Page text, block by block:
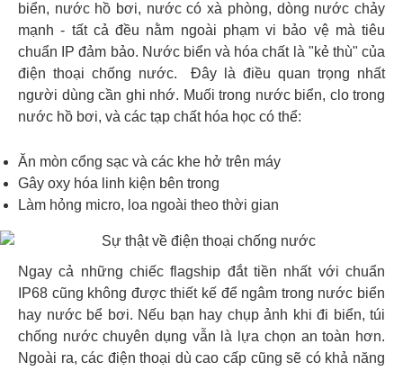
biển, nước hồ bơi, nước có xà phòng, dòng nước chảy
mạnh - tất cả đều nằm ngoài phạm vi bảo vệ mà tiêu
chuẩn IP đảm bảo. Nước biển và hóa chất là "kẻ thù" của
điện thoại chống nước. Đây là điều quan trọng nhất
người dùng cần ghi nhớ. Muối trong nước biển, clo trong
nước hồ bơi, và các tạp chất hóa học có thể:
Ăn mòn cổng sạc và các khe hở trên máy
Gây oxy hóa linh kiện bên trong
Làm hỏng micro, loa ngoài theo thời gian
Ngay cả những chiếc flagship đắt tiền nhất với chuẩn
IP68 cũng không được thiết kế để ngâm trong nước biển
hay nước bể bơi. Nếu bạn hay chụp ảnh khi đi biển, túi
chống nước chuyên dụng vẫn là lựa chọn an toàn hơn.
Ngoài ra, các điện thoại dù cao cấp cũng sẽ có khả năng